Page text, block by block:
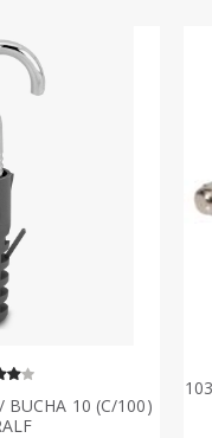
BUCHA 10 (C/100)